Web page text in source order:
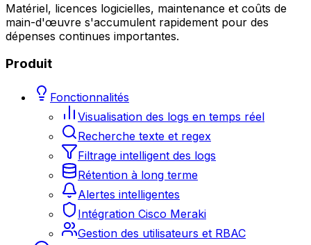
Matériel, licences logicielles, maintenance et coûts de
main-d'œuvre s'accumulent rapidement pour des
dépenses continues importantes.
Produit
Fonctionnalités
Visualisation des logs en temps réel
Recherche texte et regex
Filtrage intelligent des logs
Rétention à long terme
Alertes intelligentes
Intégration Cisco Meraki
Gestion des utilisateurs et RBAC